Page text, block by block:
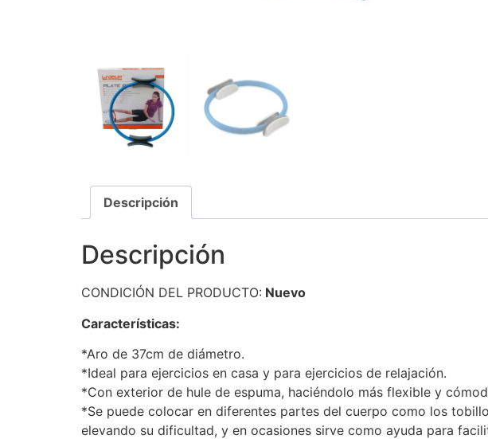
Descripción
Descripción
CONDICIÓN DEL PRODUCTO: Nuevo
Características:
*Aro de 37cm de diámetro.
*Ideal para ejercicios en casa y para ejercicios de relajación.
*Con exterior de hule de espuma, haciéndolo más flexible y
*Se puede colocar en diferentes partes del cuerpo como los
elevando su dificultad, y en ocasiones sirve como ayuda para